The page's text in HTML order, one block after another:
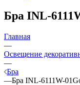
Бра INL-
Главная
—
Освещение
—
Бра
—Бра INL-6111W-